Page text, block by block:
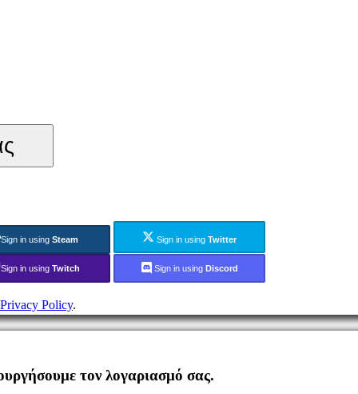
Sign in using Steam Sign in using Twitter
Sign in using Twitch Sign in using Discord
Privacy Policy.
τον λογαριασμό σας.